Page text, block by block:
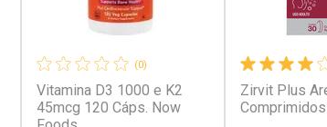
(0)
Vitamina D3 1000 e K2
45mcg 120 Cáps. Now
Zirvit Plus